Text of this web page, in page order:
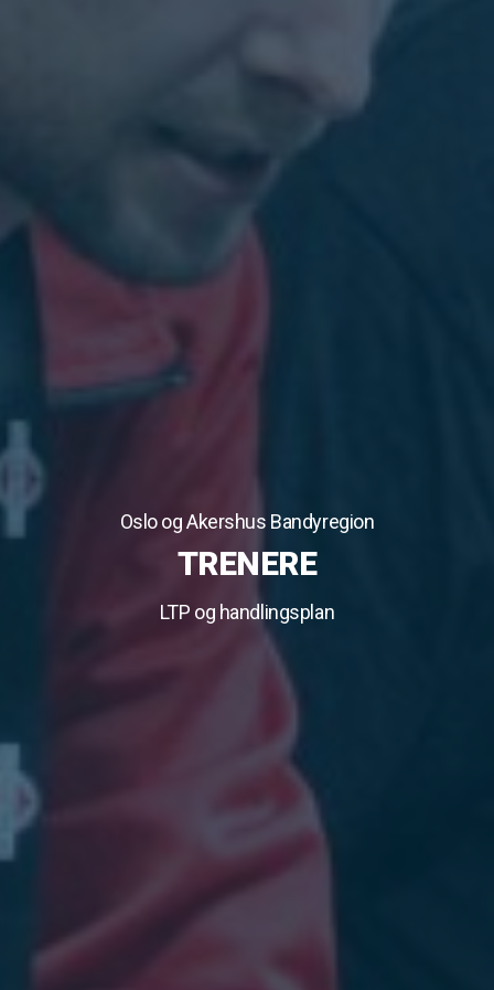
Oslo og Akershus Bandyregion
TRENERE
LTP og handlingsplan